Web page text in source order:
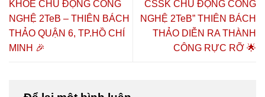
2026 TẠI TP.
HỒ CHÍ
MINH – CƠ
HỘI HỌC
CHỦ ĐỘNG
2026 🔥🎓
KHỎE CHỦ ĐỘNG CÔNG
NGHỆ 2TeB – THIÊN BÁCH
THẢO QUẬN 6, TP.HỒ CHÍ
MINH 🎉
CSSK CHỦ ĐỘNG CÔNG
NGHỆ 2TeB” THIÊN BÁCH
THẢO DIỄN RA THÀNH
CÔNG RỰC RỠ 🌟